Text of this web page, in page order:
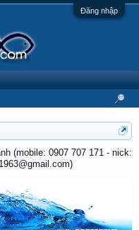
Đăng nhập
(mobile: 0907 707 171 - nick: